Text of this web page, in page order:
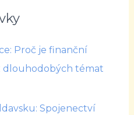
Proč je finanční
dlouhodobých témat
Spojenectví